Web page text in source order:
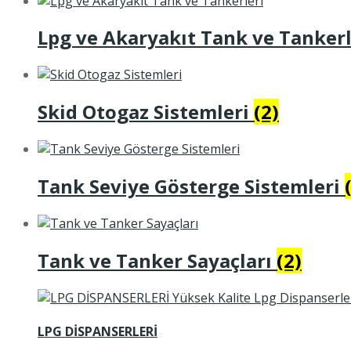
Lpg ve Akaryakıt Tank ve
Skid Otogaz Sistemleri (2)
Tank Seviye Gösterge Sistemleri
Tank ve Tanker Sayaçları (2)
LPG DİSPANSERLERİ